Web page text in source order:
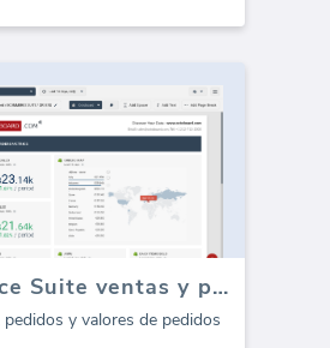
E-commerce Suite ventas y pedidos (Informe)
y valores de pedidos